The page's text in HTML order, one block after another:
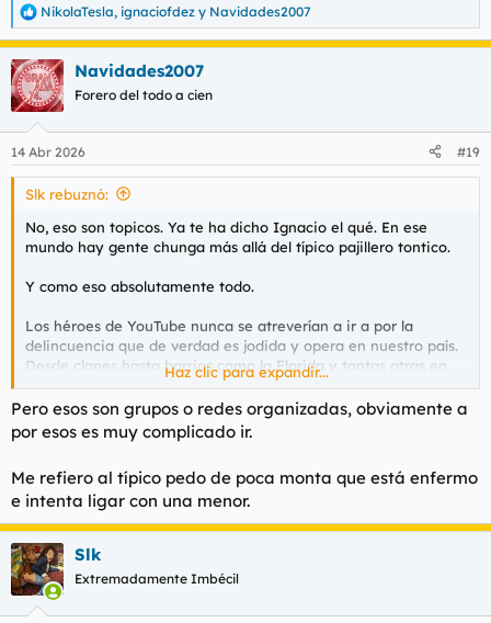
R
e
a
c
c
i
e
s
NikolaTesla, ignaciofdez y Navidades2007
Navidades2007
Forero del todo a cien
14 Abr 2026 #19
Slk rebuznó:
No, eso son topicos. Ya te ha dicho Ignacio el qué. En ese
mundo hay gente chunga más allá del típico pajillero tontico.
Y como eso absolutamente todo.
Los héroes de YouTube nunca se atreverían a ir a por la
delincuencia que de verdad es jodida y opera en nuestro país.
Desde clanes hasta barrios como la Florida y tantas otras en
donde un híbrido de bandas magrebíes y latinoamericanas
domina las calles.
Hacen con alguno de ellos lo que ha hecho el youtuber con el
pocas semanas en una cuneta.
Haz clic para expandir...
Pero esos son grupos o redes organizadas, obviamente a
por esos es muy complicado ir.
Me refiero al típico pedo de poca monta que está enfermo
e intenta ligar con una menor.
Slk
Extremadamente Imbécil